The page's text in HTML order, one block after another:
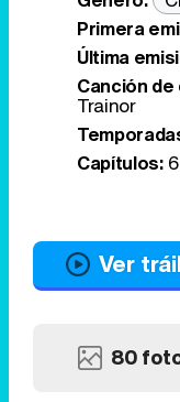
Primera
Última
Canción
Trainor
Capítulos:6
Ver
80